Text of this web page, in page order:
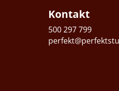
Kontakt
500 297 799